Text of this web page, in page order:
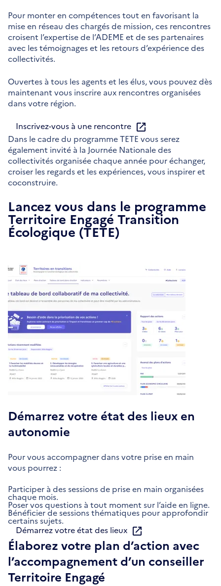
Pour monter en compétences tout en favorisant la
mise en réseau des chargés de mission, ces rencontres
croisent l’expertise de l’ADEME et de ses partenaires
avec les témoignages et les retours d’expérience des
collectivités.
Ouvertes à tous les agents et les élus, vous pouvez dès
maintenant vous inscrire aux rencontres organisées
dans votre région.
Inscrivez-vous à une rencontre
Dans le cadre du programme TETE vous serez
également invité à la Journée Nationale des
collectivités organisée chaque année pour échanger,
croiser les regards et les expériences, vous inspirer et
coconstruire.
Lancez vous dans le programme
Territoire Engagé Transition
Écologique (TETE)
Démarrez votre état des lieux en
autonomie
Pour vous accompagner dans votre prise en main
vous pourrez :
Participer à des sessions de prise en main organisées
chaque mois.
Poser vos questions à tout moment sur l’aide en ligne.
Bénéficier de sessions thématiques pour approfondir
certains sujets.
Démarrez votre état des lieux
Élaborez votre plan d’action avec
l’accompagnement d’un conseiller
Territoire Engagé